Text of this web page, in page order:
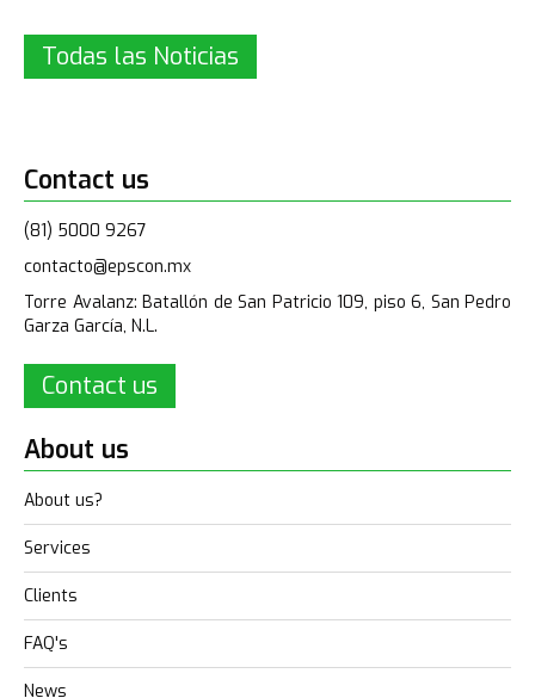
Todas las Noticias
Contact us
(81) 5000 9267
contacto@epscon.mx
Torre Avalanz: Batallón de San Patricio 109, piso 6, San Pedro
Garza García, N.L.
Contact us
About us
About us?
Services
Clients
FAQ's
News